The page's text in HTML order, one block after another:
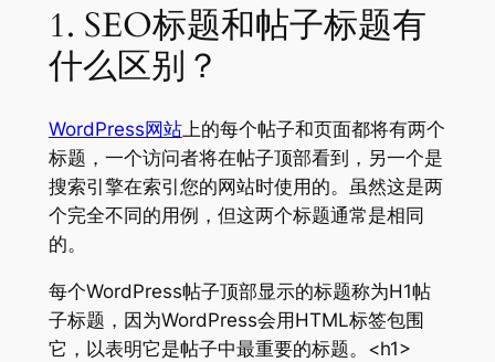
1. SEO标题和帖子标题有
什么区别？
WordPress网站上的每个帖子和页面都将有两个
标题，一个访问者将在帖子顶部看到，另一个是
搜索引擎在索引您的网站时使用的。虽然这是两
个完全不同的用例，但这两个标题通常是相同
的。
每个WordPress帖子顶部显示的标题称为H1帖
子标题，因为WordPress会用HTML标签包围
它，以表明它是帖子中最重要的标题。<h1>